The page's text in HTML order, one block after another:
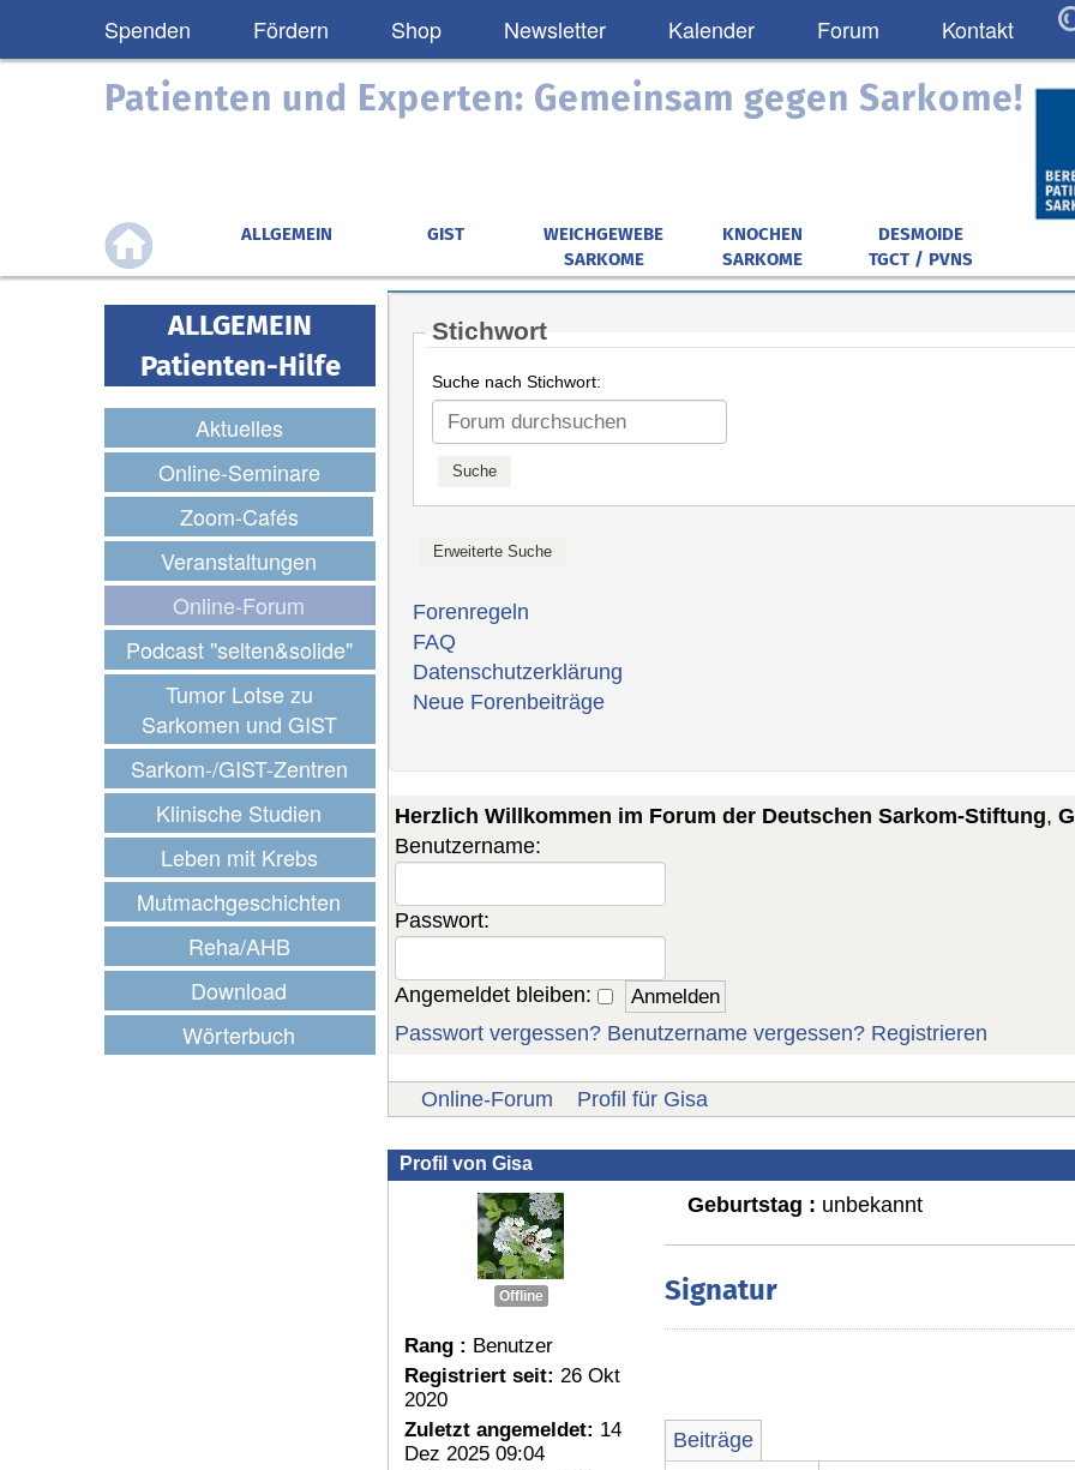
Spenden Fördern Shop Newsletter Kalender Forum Kontakt
Patienten und Experten: Gemeinsam gegen Sarkome!
ALLGEMEIN GIST
WEICHGEWEBE
SARKOME
KNOCHEN
SARKOME
DESMOIDE
TGCT / PVNS
ALLGEMEIN
Patienten-Hilfe
Aktuelles
Online-Seminare
Zoom-Cafés
Veranstaltungen
Online-Forum
Podcast "selten&solide"
Tumor Lotse zu
Sarkomen und GIST
Sarkom-/GIST-Zentren
Klinische Studien
Leben mit Krebs
Mutmachgeschichten
Reha/AHB
Download
Wörterbuch
Stichwort
Suche nach Stichwort:
Forenregeln
FAQ
Datenschutzerklärung
Neue Forenbeiträge
Herzlich Willkommen im Forum der Deutschen Sarkom-Stiftung,
Benutzername:
Passwort:
Angemeldet bleiben:
Passwort vergessen? Benutzername vergessen? Registrieren
Online-Forum Profil für Gisa
Profil von Gisa
Offline
Rang : Benutzer
Registriert seit: 26 Okt
2020
Zuletzt angemeldet: 14
Dez 2025 09:04
Geburtstag : unbekannt
Signatur
Beiträge